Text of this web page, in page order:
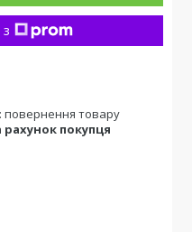
повернення товару
рахунок покупця